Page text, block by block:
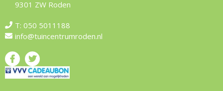
9301 ZW Roden
T: 050 5011188
info@tuincentrumroden.nl